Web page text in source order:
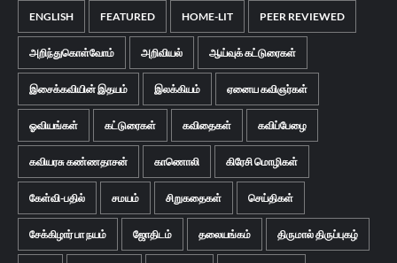
ENGLISH FEATURED HOME-LIT PEER REVIEWED
அறிந்துகொள்வோம் அறிவியல் ஆய்வுக் கட்டுரைகள்
இசைக்கவியின் இதயம் இலக்கியம் ஏனைய கவிஞர்கள்
ஓவியங்கள் கட்டுரைகள் கவிதைகள் கவிப்பேழை
கவியரசு கண்ணதாசன் காணொலி கிரேசி மொழிகள்
கேள்வி-பதில் சமயம் சிறுகதைகள் செய்திகள்
சேக்கிழார் பா நயம் ஜோதிடம் தலையங்கம் திருமால் திருப்புகழ்